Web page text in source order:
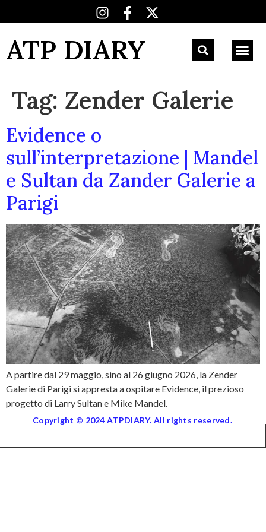
ATP DIARY
Tag: Zender Galerie
Evidence o
sull’interpretazione | Mandel
e Sultan da Zander Galerie a
Parigi
A partire dal 29 maggio, sino al 26 giugno 2026, la Zender
Galerie di Parigi si appresta a ospitare Evidence, il prezioso
progetto di Larry Sultan e Mike Mandel.
Copyright © 2024 ATPDIARY. All rights reserved.